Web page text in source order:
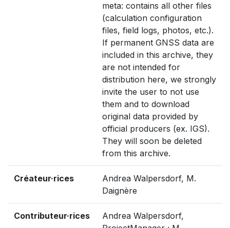
meta: contains all other files
(calculation configuration
files, field logs, photos, etc.).
If permanent GNSS data are
included in this archive, they
are not intended for
distribution here, we strongly
invite the user to not use
them and to download
original data provided by
official producers (ex. IGS).
They will soon be deleted
from this archive.
Créateur·rices
Andrea Walpersdorf, M.
Daignère
Contributeur·rices
Andrea Walpersdorf,